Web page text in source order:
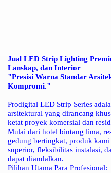
Jual LED Strip Lighting
Lanskap, dan Interior
"Presisi Warna Standar
Kompromi."
Prodigital LED Strip Series
arsitektural yang dirancang
ketat proyek komersial dan
Mulai dari hotel bintang lima,
gedung bertingkat, produk
superior, fleksibilitas instalasi,
dapat diandalkan.
Pilihan Utama Para Profesional: